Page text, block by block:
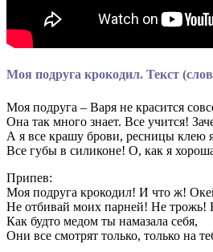
Моя подруга крокодил. Текст
Моя подруга – Варя не красится
Она так много знает. Все учится!
А я все крашу брови, ресницы клею
Все губы в силиконе! О, как я
Припев:
Моя подруга крокодил! И что ж!
Не отбивай моих парней! Не трожь!
Как будто медом ты намазала себя,
Они все смотрят только, только на